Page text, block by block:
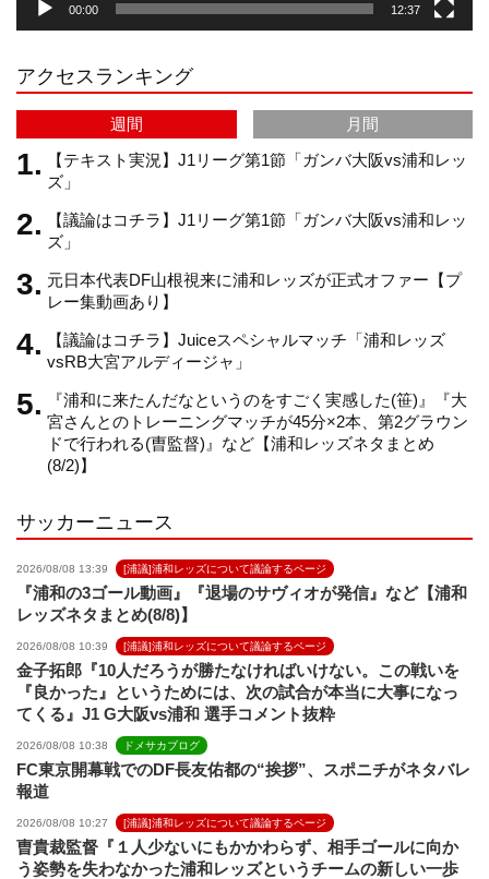
r
a
m
e
C
h
a
n
e
00:00 12:37
アクセスランキング
週間
月間
【テキスト実況】J1リーグ第1節「ガンバ大阪vs浦和レッ
ズ」
【議論はコチラ】J1リーグ第1節「ガンバ大阪vs浦和レッ
ズ」
元日本代表DF山根視来に浦和レッズが正式オファー【プ
レー集動画あり】
【議論はコチラ】Juiceスペシャルマッチ「浦和レッズ
vsRB大宮アルディージャ」
『浦和に来たんだなというのをすごく実感した(笹)』『大
宮さんとのトレーニングマッチが45分×2本、第2グラウン
ドで行われる(曺監督)』など【浦和レッズネタまとめ
(8/2)】
サッカーニュース
2026/08/08 13:39 [浦議]浦和レッズについて議論するページ
『浦和の3ゴール動画』『退場のサヴィオが発信』など【浦和
レッズネタまとめ(8/8)】
2026/08/08 10:39 [浦議]浦和レッズについて議論するページ
金子拓郎『10人だろうが勝たなければいけない。この戦いを
『良かった』というためには、次の試合が本当に大事になっ
てくる』J1 G大阪vs浦和 選手コメント抜粋
2026/08/08 10:38 ドメサカブログ
FC東京開幕戦でのDF長友佑都の“挨拶”、スポニチがネタバレ
報道
2026/08/08 10:27 [浦議]浦和レッズについて議論するページ
曺貴裁監督『１人少ないにもかかわらず、相手ゴールに向か
う姿勢を失わなかった浦和レッズというチームの新しい一歩